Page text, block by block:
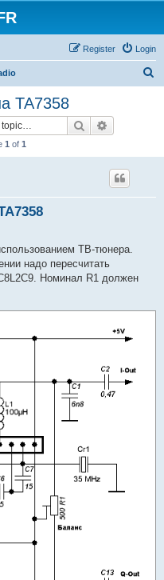
Login
Register
TA7358
Search
1 of 1
ТВ-тюнера.
надо пересчитать
Номинал R1 должен